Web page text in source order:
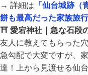
→ 詳細は 「仙台城跡
餅も最高だった家族旅行
⛩ 愛宕神社｜急な石段
友人に教えてもらった
急勾配で大変ですが、
達！上から見渡せる仙